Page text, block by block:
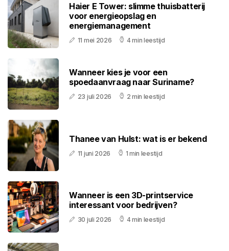
Haier E Tower: slimme thuisbatterij
voor energieopslag en
energiemanagement
11 mei 2026 4 min leestijd
Wanneer kies je voor een
spoedaanvraag naar Suriname?
23 juli 2026 2 min leestijd
Thanee van Hulst: wat is er bekend
11 juni 2026 1 min leestijd
Wanneer is een 3D-printservice
interessant voor bedrijven?
30 juli 2026 4 min leestijd